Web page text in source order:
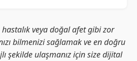
hastalık veya doğal afet gibi zor
bilmenizi sağlamak ve en doğru
şekilde ulaşmanız için size dijital